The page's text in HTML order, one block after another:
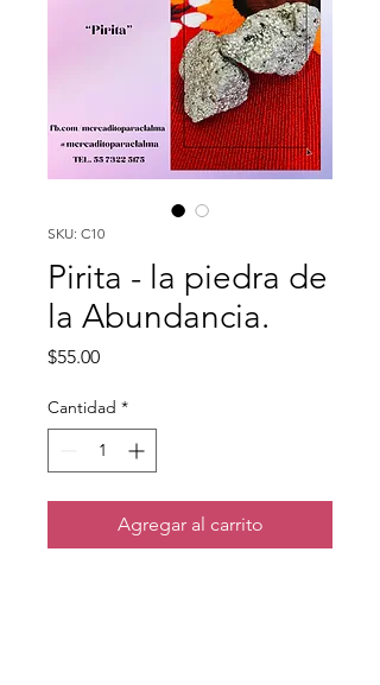
SKU: C10
Pirita - la piedra de
la Abundancia.
$55.00Precio
Cantidad *
Agregar al carrito